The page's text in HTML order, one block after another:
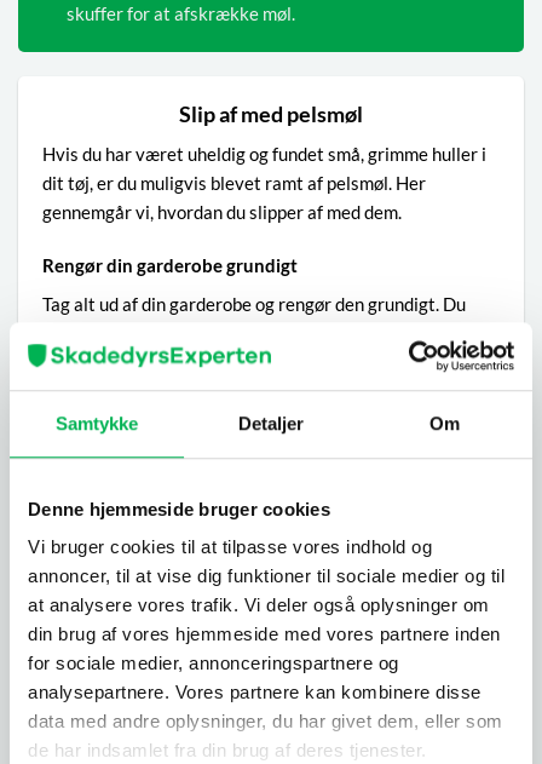
Samtykke Detaljer Om
Denne hjemmeside bruger cookies
Vi bruger cookies til at tilpasse vores indhold og
annoncer, til at vise dig funktioner til sociale medier og til
at analysere vores trafik. Vi deler også oplysninger om
din brug af vores hjemmeside med vores partnere inden
for sociale medier, annonceringspartnere og
analysepartnere. Vores partnere kan kombinere disse
data med andre oplysninger, du har givet dem, eller som
de har indsamlet fra din brug af deres tjenester.
skuffer for at afskrække møl.
Slip af med pelsmøl
Hvis du har været uheldig og fundet små, grimme huller i
dit tøj, er du muligvis blevet ramt af pelsmøl. Her
gennemgår vi, hvordan du slipper af med dem.
Rengør din garderobe grundigt
Tag alt ud af din garderobe og rengør den grundigt. Du
overflader af med en våd klud. Vask alt tøj og tekstiler, før
du hænger det op igen.
hjælpe med at fjerne møl, der har gemt sig i sprækker og
andre hulrum.
Mølfælder
Mølfælder kan bruges til at overvåge og kontrollere
forekomsten af pelsmøl. Ved at placere mølfælder i det
ramte område kan du få en idé om omfanget af angrebet.
Hvis der opdages et angreb, er det vigtigt at handle
hurtigt for at minimere skaden og forhindre, at de spreder